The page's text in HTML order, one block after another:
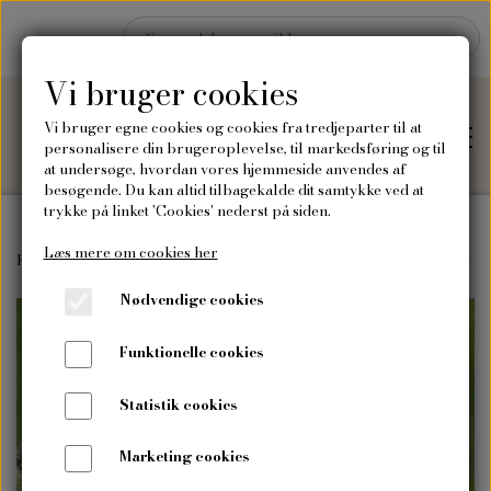
Hjem
Blog
Om mig
Forside Frø Vilde blomsterfrø
Vi bruger cookies
Vi bruger egne cookies og cookies fra tredjeparter til at
personalisere din brugeroplevelse, til markedsføring og til
at undersøge, hvordan vores hjemmeside anvendes af
besøgende. Du kan altid tilbagekalde dit samtykke ved at
trykke på linket 'Cookies' nederst på siden.
Læs mere om cookies her
Nødvendige cookies
Funktionelle cookies
Statistik cookies
Marketing cookies